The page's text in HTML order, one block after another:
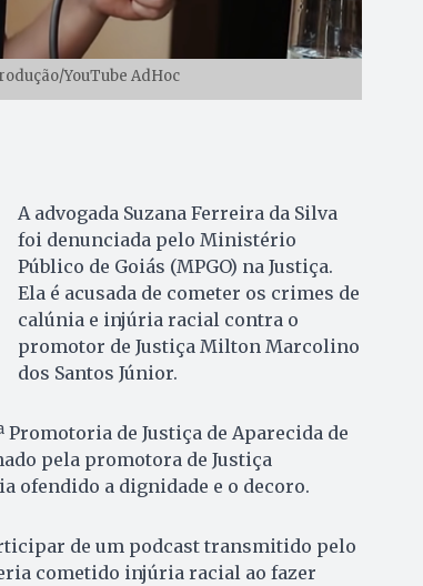
YouTube AdHoc
A advogada Suzana Ferreira da Silva
foi denunciada pelo Ministério
Público de Goiás (MPGO) na Justiça.
Ela é acusada de cometer os crimes de
calúnia e injúria racial contra o
promotor de Justiça Milton Marcolino
dos Santos Júnior.
Promotoria de Justiça de Aparecida de
pela promotora de Justiça
ofendido a dignidade e o decoro.
de um podcast transmitido pelo
cometido injúria racial ao fazer